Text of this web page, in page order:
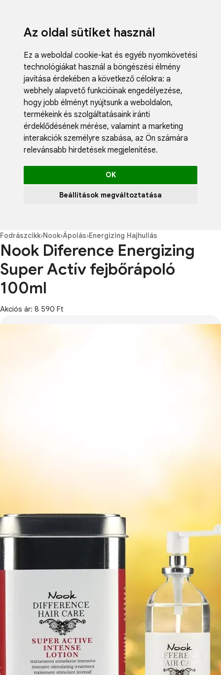
Az oldal sütiket használ
Ez a weboldal cookie-kat és egyéb nyomkövetési
technológiákat használ a böngészési élmény
javítása érdekében a következő célokra: a
webhely alapvető funkcióinak engedélyezése,
hogy jobb élményt nyújtsunk a weboldalon,
termékeink és szolgáltatásaink iránti
érdeklődésének mérése, valamint a marketing
interakciók személyre szabása, az Ön számára
relevánsabb hirdetések megjelenítése.
OK
Beállítások megváltoztatása
Blog
Fodrászcikk›Nook›Ápolás›Energizing Hajhullás
Nook Diference Energizing
Super Actív fejbőrápoló
100ml
Akciós ár: 8 590 Ft